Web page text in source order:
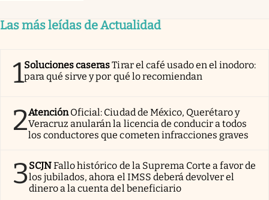
Las más leídas de Actualidad
1Soluciones caserasTirar el café usado en el inodoro:
para qué sirve y por qué lo recomiendan
2AtenciónOficial: Ciudad de México, Querétaro y
Veracruz anularán la licencia de conducir a todos
los conductores que cometen infracciones graves
3SCJNFallo histórico de la Suprema Corte a favor de
los jubilados, ahora el IMSS deberá devolver el
dinero a la cuenta del beneficiario